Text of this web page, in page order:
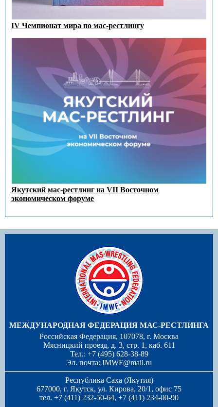
IV Чемпионат мира по мас-рестлингу
Якутский мас-рестлинг на VII Восточном
экономическом форуме
МЕЖДУНАРОДНАЯ ФЕДЕРАЦИЯ МАС-РЕСТЛИНГА
Российская Федерация, 107078, г. Москва
Мясницкий проезд, д. 3, стр. 1, каб. 611
Тел.: +7 (495) 628-38-89
Эл. почта: IMWF@mail.ru
Республика Саха (Якутия)
677000, г. Якутск, ул. Кирова, 20/1, офис 75
тел. +7 (411) 232-50-64, +7 (411) 234-00-90